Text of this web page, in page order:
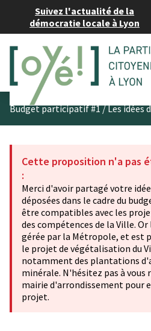
Suivez l'actualité de la
démocratie locale à Lyon
Budget participatif #1/Les idées
Cette proposition n'a pas
:
Merci d'avoir partagé votre
déposées dans le cadre du
être compatibles avec les
des compétences de la Ville.
gérée par la Métropole, et est
le projet de végétalisation du
notamment des plantations
minérale. N'hésitez pas à vous
mairie d'arrondissement pour
projet.